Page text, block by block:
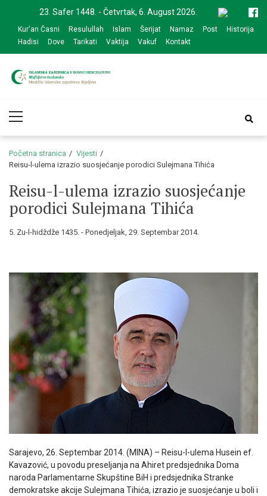
navigation
content
23. Safer 1448. - Četvrtak, 6. August 2026.
Kur'an Časni Resulullah Islam Šerijat Namaz Post
Historija
Hadisi
Dove Tarikati Vaktija Vakuf Kontakt
zajednice Bijeljina
Menu
Početna stranica
Vijesti
Reisu-l-ulema izrazio suosjećanje porodici Sulejmana Tihića
Reisu-l-ulema izrazio suosjećanje
porodici Sulejmana Tihića
5. Zu-l-hidždže 1435. - Ponedjeljak, 29. Septembar 2014.
Sarajevo, 26. Septembar 2014. (MINA) – Reisu-l-ulema Husein ef.
Kavazović, u povodu preseljanja na Ahiret predsjednika Doma
naroda Parlamentarne Skupštine BiH i predsjednika Stranke
demokratske akcije Sulejmana Tihića, izrazio je suosjećanje u boli i